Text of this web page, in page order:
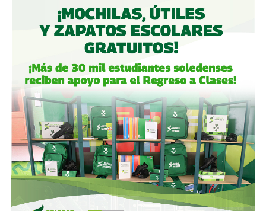
Fintech compró primero acciones especiales que
garantizaban el control de la aeroportuaria y luego
concretó una oferta pública con la que en julio de 2021,
alcanzó el 30.1% de participación económica, suficiente
para mantener el control hasta que lo vendieron a la
francesa Vinci Airports en 2022 (El Economista, dic. 2020
y jul. 2021; Folleto Informativo Definitivo, Bolsa Mexicana
de Valores, may. 2021).
Si bien todos estos empresarios se han aliado en otras
ocasiones (en 2017 ganaron la licitación para construir
el ahora cancelado Aeropuerto de Texcoco),cuando
se otorgó la concesión para la administración de El
Realito, ni Slim ni Martínez ni los copresidentes de
Televisa tenían sus actuales injerencias en Aquos, por